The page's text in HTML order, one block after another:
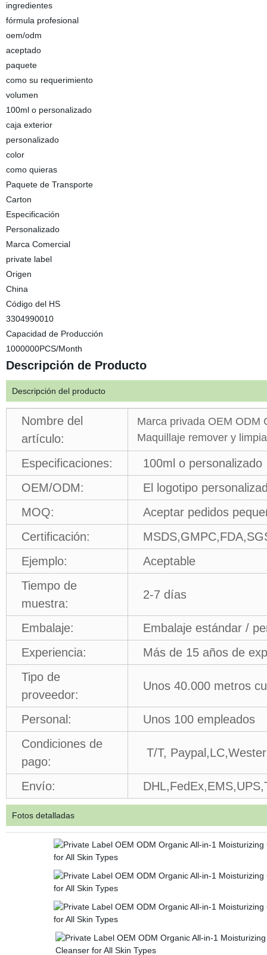
ingredientes
fórmula profesional
oem/odm
aceptado
paquete
como su requerimiento
volumen
100ml o personalizado
caja exterior
personalizado
color
como quieras
Paquete de Transporte
Carton
Especificación
Personalizado
Marca Comercial
private label
Origen
China
Código del HS
3304990010
Capacidad de Producción
1000000PCS/Month
Descripción de Producto
Descripción del producto
Nombre del
artículo:
Marca privada OEM ODM
Maquillaje remover y
Especificaciones:
100ml o personalizado
OEM/ODM:
El logotipo
MOQ:
Aceptar pedidos
Certificación:
Ejemplo:
Aceptable
Tiempo de
muestra:
2-7 días
Embalaje:
Embalaje estándar /
Experiencia:
Más de 15 años de
Tipo de
proveedor:
Unos 40.000 metros
Personal:
Unos 100 empleados
Condiciones de
pago:
T/T,
Envío:
Fotos detalladas